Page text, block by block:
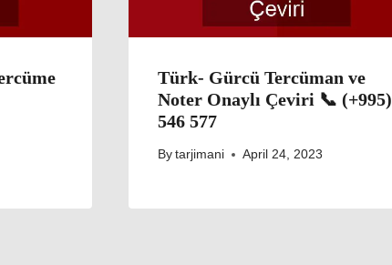
Türk- Gürcü Tercüman ve
Noter Onaylı Çeviri 📞 (+995)
546 577
By tarjimani April 24, 2023